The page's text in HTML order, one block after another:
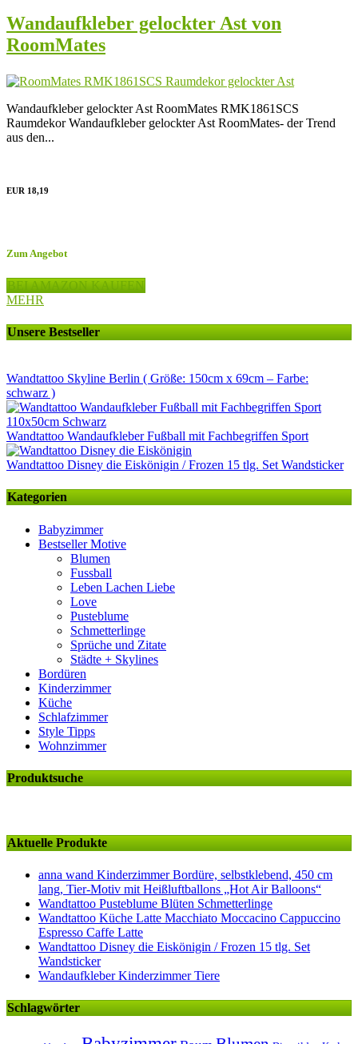
Wandaufkleber gelockter Ast von
RoomMates
Wandaufkleber gelockter Ast RoomMates RMK1861SCS
Raumdekor Wandaufkleber gelockter Ast RoomMates- der Trend
aus den...
EUR 18,19
Zum Angebot
BEI AMAZON KAUFEN
MEHR
Unsere Bestseller
Wandtattoo Skyline Berlin ( Größe: 150cm x 69cm – Farbe:
schwarz )
Wandtattoo Wandaufkleber Fußball mit Fachbegriffen Sport
Wandtattoo Disney die Eiskönigin / Frozen 15 tlg. Set Wandsticker
Kategorien
Babyzimmer
Bestseller Motive
Blumen
Fussball
Leben Lachen Liebe
Love
Pusteblume
Schmetterlinge
Sprüche und Zitate
Städte + Skylines
Bordüren
Kinderzimmer
Küche
Schlafzimmer
Style Tipps
Wohnzimmer
Produktsuche
Aktuelle Produkte
anna wand Kinderzimmer Bordüre, selbstklebend, 450 cm
lang, Tier-Motiv mit Heißluftballons „Hot Air Balloons“
Wandtattoo Pusteblume Blüten Schmetterlinge
Wandtattoo Küche Latte Macchiato Moccacino Cappuccino
Espresso Caffe Latte
Wandtattoo Disney die Eiskönigin / Frozen 15 tlg. Set
Wandsticker
Wandaufkleber Kinderzimmer Tiere
Schlagwörter